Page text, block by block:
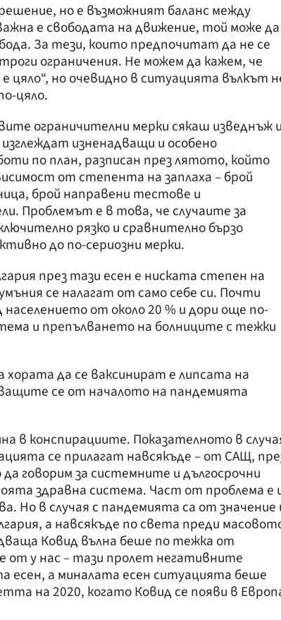
но е възможният баланс между
е свободата на движение, той може да
За тези, които предпочитат да не се
ограничения. Не можем да кажем, че
цяло“, но очевидно в ситуацията вълкът
цяло.
ограничителни мерки сякаш изведнъж
изненадващи и особено
по план, разписан през лятото, който
от степента на заплаха – брой
брой направени тестове и
Проблемът е в това, че случаите за
рязко и сравнително бързо
до по-сериозни мерки.
през тази есен е ниската степен на
се налагат от само себе си. Почти
от около 20 % и дори още по-
и препълването на болниците с тежки
да се ваксинират е липсата на
се от началото на пандемията
в конспирациите. Показателното в
се прилагат навсякъде – от САЩ,
говорим за системните и дългосрочни
здравна система. Част от проблема е
Но в случая с пандемията са от значение
а навсякъде по света преди
Ковид вълна беше по тежка от
у нас – тази пролет негативните
есен, а миналата есен ситуацията беше
на 2020, когато Ковид се появи в